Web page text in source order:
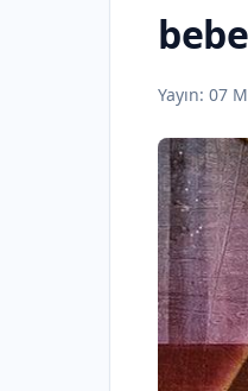
Yayın: 07